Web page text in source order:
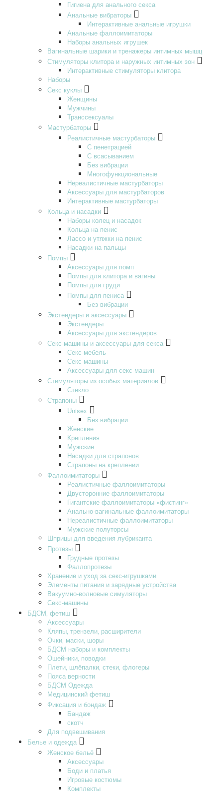
Гигиена для анального секса
Анальные вибраторы
Интерактивные анальные игрушки
Анальные фаллоимитаторы
Наборы анальных игрушек
Вагинальные шарики и тренажеры интимных мышц
Стимуляторы клитора и наружных интимных зон
Интерактивные стимуляторы клитора
Наборы
Секс куклы
Женщины
Мужчины
Транссексуалы
Мастурбаторы
Реалистичные мастурбаторы
С пенетрацией
С всасыванием
Без вибрации
Многофункциональные
Нереалистичные мастурбаторы
Аксессуары для мастурбаторов
Интерактивные мастурбаторы
Кольца и насадки
Наборы колец и насадок
Кольца на пенис
Лассо и утяжки на пенис
Насадки на пальцы
Помпы
Аксессуары для помп
Помпы для клитора и вагины
Помпы для груди
Помпы для пениса
Без вибрации
Экстендеры и аксессуары
Экстендеры
Аксессуары для экстендеров
Секс-машины и аксессуары для секса
Секс-мебель
Секс-машины
Аксессуары для секс-машин
Стимуляторы из особых материалов
Стекло
Страпоны
Unisex
Без вибрации
Женские
Крепления
Мужские
Насадки для страпонов
Страпоны на креплении
Фаллоимитаторы
Реалистичные фаллоимитаторы
Двусторонние фаллоимитаторы
Гигантские фаллоимитаторы «фистинг»
Анально-вагинальные фаллоимитаторы
Нереалистичные фаллоимитаторы
Мужские полуторсы
Шприцы для введения лубриканта
Протезы
Грудные протезы
Фаллопротезы
Хранение и уход за секс-игрушками
Элементы питания и зарядные устройства
Вакуумно-волновые симуляторы
Секс-машины
БДСМ‚ фетиш
Аксессуары
Кляпы‚ трензели‚ расширители
Очки‚ маски‚ шоры
БДСМ наборы и комплекты
Ошейники‚ поводки
Плети‚ шлёпалки‚ стеки‚ флогеры
Пояса верности
БДСМ Одежда
Медицинский фетиш
Фиксация и бондаж
Бандаж
скотч
Для подвешивания
Белье и одежда
Женское бельё
Аксессуары
Боди и платья
Игровые костюмы
Комплекты